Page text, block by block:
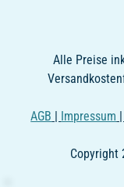
Alle Preise
AGB Impressum
Copyright